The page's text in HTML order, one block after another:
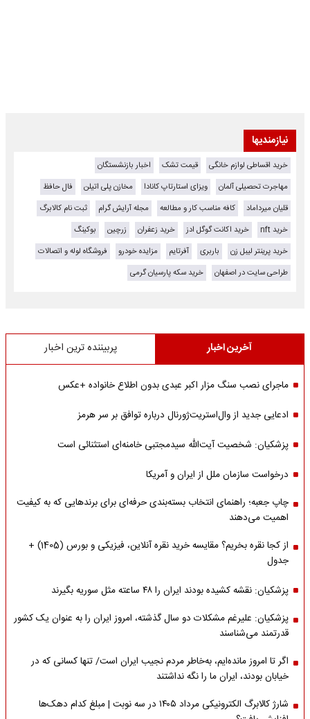
نیازمندیها
خرید اقساطی لوازم خانگی قیمت تشک
اخبار بازنشستگان
مهاجرت تحصیلی آلمان
ویزای استارتاپ کانادا مخازن پلی اتیلن
فال حافظ
قلیان میرداماد
کافه مناسب کار و مطالعه مجله آرایش گرام
ثبت نام کالابرگ
خرید nft
خرید اکانت گوگل ادز خرید زعفران زرچین
بوکینگ
خرید پرینتر لیبل زن
باربری آفرتایم مزایده خودرو
فروشگاه لوله و اتصالات
طراحی سایت در اصفهان
خرید سکه پارسیان گرمی
آخرین اخبار پربیننده ترین اخبار
ماجرای نصب سنگ مزار اکبر عبدی بدون اطلاع خانواده +عکس
ادعایی جدید از وال‌استریت‌ژورنال درباره توافق بر سر هرمز
پزشکیان: شخصیت آیت‌الله سیدمجتبی خامنه‌ای استثنائی است
درخواست سازمان ملل از ایران و آمریکا
چاپ جعبه؛ راهنمای انتخاب بسته‌بندی حرفه‌ای برای برندهایی که به کیفیت
اهمیت می‌دهند
از کجا نقره بخریم؟ مقایسه خرید نقره آنلاین، فیزیکی و بورس (1405) +
جدول
پزشکیان: نقشه کشیده بودند ایران را ۴۸ ساعته مثل سوریه بگیرند
پزشکیان: علیرغم مشکلات دو سال گذشته، امروز ایران را به عنوان یک کشور
قدرتمند می‌شناسند
اگر تا امروز مانده‌ایم، به‌خاطر مردم نجیب ایران است/ تنها کسانی که در
خیابان بودند، ایران ما را نگه نداشتند
شارژ کالابرگ الکترونیکی مرداد ۱۴۰۵ در سه نوبت | مبلغ کدام دهک‌ها